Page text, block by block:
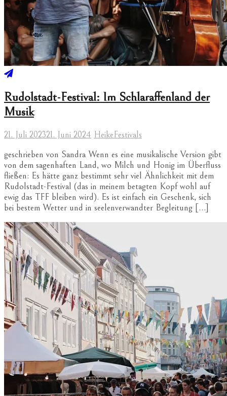
Rudolstadt-Festival: Im Schlaraffenland der
Musik
21. Juli 202321. Juni 2024 HeikeFestivals
geschrieben von Sandra Wenn es eine musikalische Version gibt
von dem sagenhaften Land, wo Milch und Honig im Überfluss
fließen: Es hätte ganz bestimmt sehr viel Ähnlichkeit mit dem
Rudolstadt-Festival (das in meinem betagten Kopf wohl auf
ewig das TFF bleiben wird). Es ist einfach ein Geschenk, sich
bei bestem Wetter und in seelenverwandter Begleitung […]